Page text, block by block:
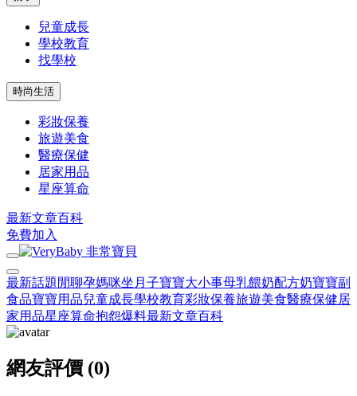
兒童成長
學校教育
找學校
時尚生活
彩妝保養
旅遊美食
醫療保健
居家用品
星座算命
最新文章百科
免費加入
最新話題 閒聊孕媽咪坐月子寶寶大小事母乳餵奶配方奶寶寶副
食品寶寶用品兒童成長學校教育彩妝保養旅遊美食醫療保健居
家用品星座算命抱怨爆料最新文章百科
網友評價 (0)